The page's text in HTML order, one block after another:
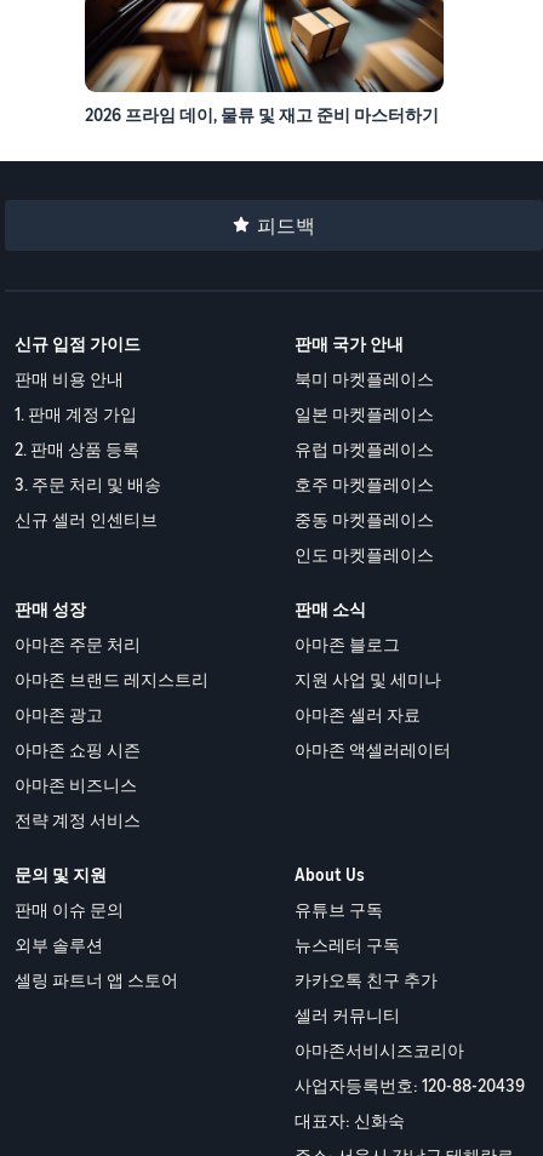
2026 프라임 데이, 물류 및 재고 준비 마스터하기
피드백
신규 입점 가이드
판매 비용 안내
1. 판매 계정 가입
2. 판매 상품 등록
3. 주문 처리 및 배송
신규 셀러 인센티브
판매 국가 안내
북미 마켓플레이스
일본 마켓플레이스
유럽 마켓플레이스
호주 마켓플레이스
중동 마켓플레이스
인도 마켓플레이스
판매 성장
아마존 주문 처리
아마존 브랜드 레지스트리
아마존 광고
아마존 쇼핑 시즌
아마존 비즈니스
전략 계정 서비스
판매 소식
아마존 블로그
지원 사업 및 세미나
아마존 셀러 자료
아마존 액셀러레이터
문의 및 지원
판매 이슈 문의
외부 솔루션
셀링 파트너 앱 스토어
About Us
유튜브 구독
뉴스레터 구독
카카오톡 친구 추가
셀러 커뮤니티
아마존서비시즈코리아
사업자등록번호: 120-88-20439
대표자: 신화숙